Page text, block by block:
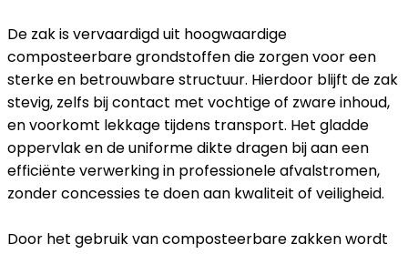
De zak is vervaardigd uit hoogwaardige
composteerbare grondstoffen die zorgen voor een
sterke en betrouwbare structuur. Hierdoor blijft de zak
stevig, zelfs bij contact met vochtige of zware inhoud,
en voorkomt lekkage tijdens transport. Het gladde
oppervlak en de uniforme dikte dragen bij aan een
efficiënte verwerking in professionele afvalstromen,
zonder concessies te doen aan kwaliteit of veiligheid.
Door het gebruik van composteerbare zakken wordt